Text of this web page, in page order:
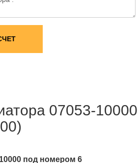
07053-10000
под номером 6